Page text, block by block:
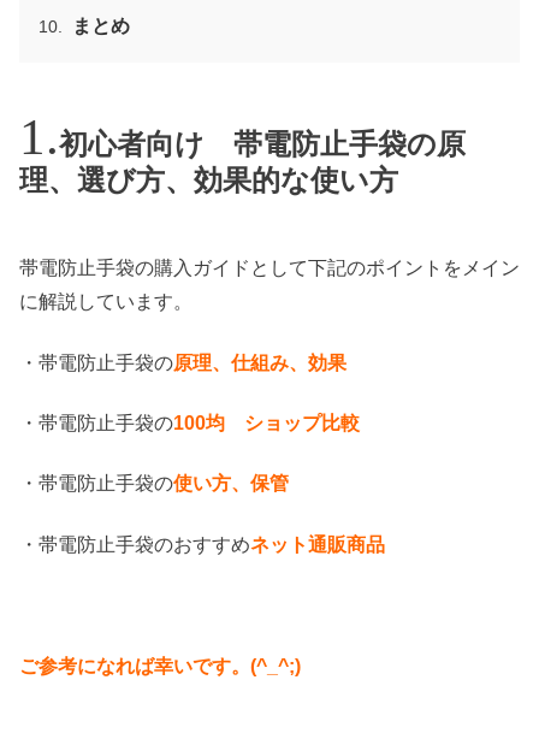
まとめ
初心者向け 帯電防止手袋の原
理、選び方、効果的な使い方
帯電防止手袋の購入ガイドとして下記のポイントをメイン
に解説しています。
・帯電防止手袋の原理、仕組み、効果
・帯電防止手袋の100均 ショップ比較
・帯電防止手袋の使い方、保管
・帯電防止手袋のおすすめネット通販商品
ご参考になれば幸いです。(^_^;)